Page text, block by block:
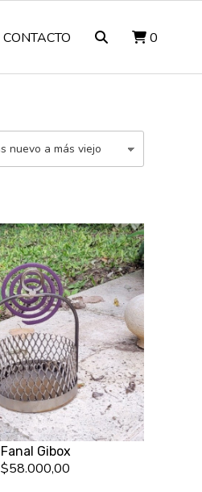
CONTACTO 0
Fanal Gibox
$58.000,00